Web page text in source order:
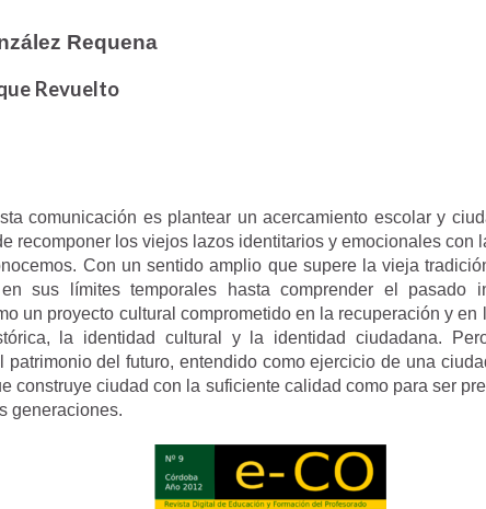
Requena
Revuelto
comunicación es plantear un acercamiento escolar y
recomponer los viejos lazos identitarios y emocionales con
Con un sentido amplio que supere la vieja
sus límites temporales hasta comprender el pasado
un proyecto cultural comprometido en la recuperación y en
la identidad cultural y la identidad ciudadana.
patrimonio del futuro, entendido como ejercicio de una
construye ciudad con la suficiente calidad como para ser
generaciones.